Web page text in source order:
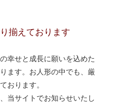
揃えております
幸せと成長に願いを込めた
ます。お人形の中でも、厳
おります。
当サイトでお知らせいたし